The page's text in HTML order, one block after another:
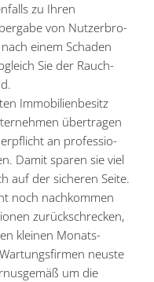
zu Ihren
von Nutzer­bro­
einem Schaden
Sie der Rauch­
Immobi­li­en­besitz
übertragen
an profes­sio­
Damit sparen sie viel
auf der sicheren Seite.
noch nachkommen
zurück­schrecken,
kleinen Monats­
neuste
um die